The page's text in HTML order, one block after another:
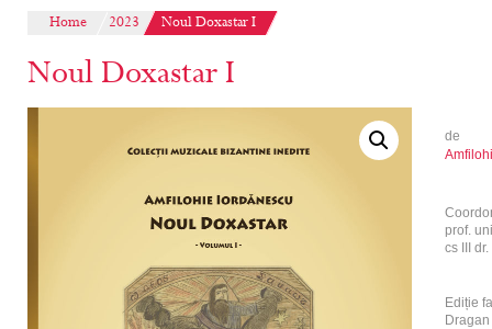
Home 2023 Noul Doxastar I
Noul Doxastar I
de
prof.
cs III
Ediție